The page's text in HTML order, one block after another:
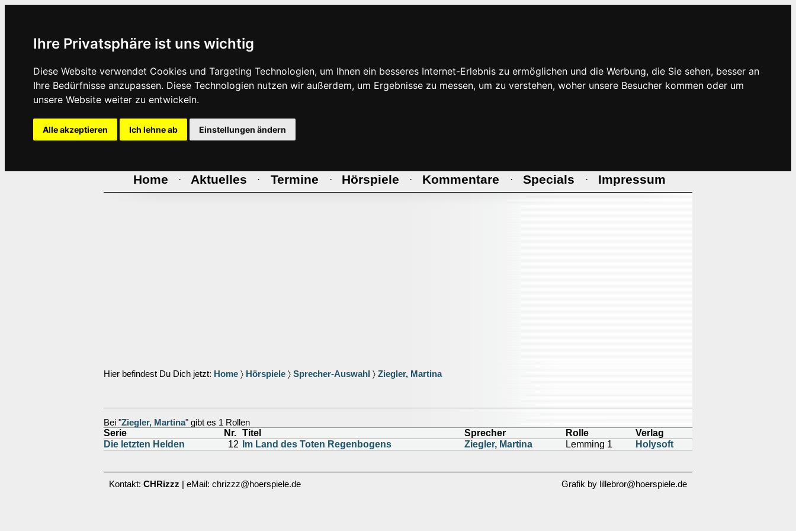
Ihre Privatsphäre ist uns wichtig
Diese Website verwendet Cookies und Targeting Technologien, um Ihnen ein besseres Internet-Erlebnis zu ermöglichen und die Werbung, die Sie sehen, besser an
Ihre Bedürfnisse anzupassen. Diese Technologien nutzen wir außerdem, um Ergebnisse zu messen, um zu verstehen, woher unsere Besucher kommen oder um
unsere Website weiter zu entwickeln.
Alle akzeptieren Ich lehne ab Einstellungen ändern
Home · Aktuelles · Termine · Hörspiele · Kommentare · Specials · Impressum
Hier befindest Du Dich jetzt: Home 〉 Hörspiele 〉 Sprecher-Auswahl 〉 Ziegler, Martina
Bei "Ziegler, Martina" gibt es 1 Rollen
Serie Nr. Titel Sprecher Rolle
Verlag
Die letzten Helden
12 Im Land des Toten Regenbogens Ziegler, Martina Lemming 1 Holysoft
Kontakt: CHRizzz | eMail: chrizzz@hoerspiele.de Grafik by lillebror@hoerspiele.de